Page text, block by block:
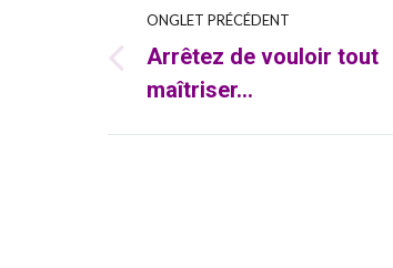
Navigation
de
ONGLET PRÉCÉDENT
Onglet
précédent
Arrêtez de vouloir tout
maîtriser…